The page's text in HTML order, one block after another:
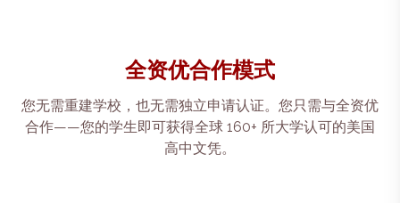
全资优合作模式
您无需重建学校，也无需独立申请认证。您只需与全资优
合作——您的学生即可获得全球 160+ 所大学认可的美国
高中文凭。